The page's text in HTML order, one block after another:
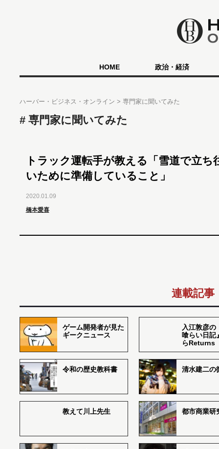
HOME 政治・経済
ハーバー・ビジネス・オンライン 専門家に聞いてみた
専門家に聞いてみた
トラック運転手が教える「雪道で立ち
いために準備していること」
2020.01.09
橋本愛喜
連載記事
ゲーム開発者が見た
ギークニュース
入江敦彦の
喰らい日記
らReturns
令和の歴史教科書 清水建二の
教えて川上先生 都市商業研